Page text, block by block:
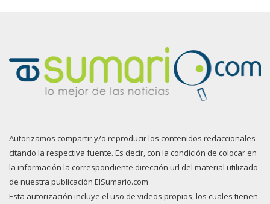
Autorizamos compartir y/o reproducir los contenidos redaccionales
citando la respectiva fuente. Es decir, con la condición de colocar en
la información la correspondiente dirección url del material utilizado
de nuestra publicación ElSumario.com
Esta autorización incluye el uso de videos propios, los cuales tienen